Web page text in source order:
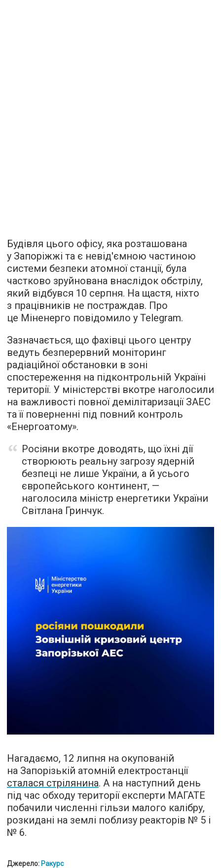
Будівля цього офісу, яка розташована
у Запоріжжі та є невід'ємною частиною
системи безпеки атомної станції, була
частково зруйнована внаслідок обстрілу,
який відбувся 10 серпня. На щастя, ніхто
з працівників не постраждав. Про
це Міненерго повідомило у Telegram.
Зазначається, що фахівці цього центру
ведуть безперервний моніторинг
радіаційної обстановки в зоні
спостереження на підконтрольній Україні
території. У міністерстві вкотре наголосили
на важливості повної демілітаризації ЗАЕС
та її поверненні під повний контроль
«Енергоатому».
Росіяни вкотре доводять, що їхні дії
створюють реальну загрозу ядерній
безпеці не лише України, а й усього
європейського континент, —
наголосила міністр енергетики України
Світлана Гринчук.
Нагадаємо, 12 липня на окупованій
на Запорізькій атомній електростанції
сталася стрілянина. А на наступний день
під час обходу території експерти МАГАТЕ
побачили численні гільзи малого калібру,
розкидані на землі поблизу реакторів № 5 і
№ 6.
Джерело: Ракурс